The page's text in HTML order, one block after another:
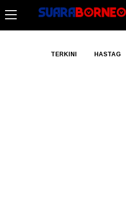
TERKINI HASTAG